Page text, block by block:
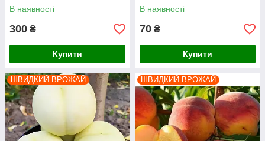
В наявності
300 ₴
Купити
В наявності
70 ₴
Купити
ШВИДКИЙ ВРОЖАЙ ШВИДКИЙ ВРОЖАЙ